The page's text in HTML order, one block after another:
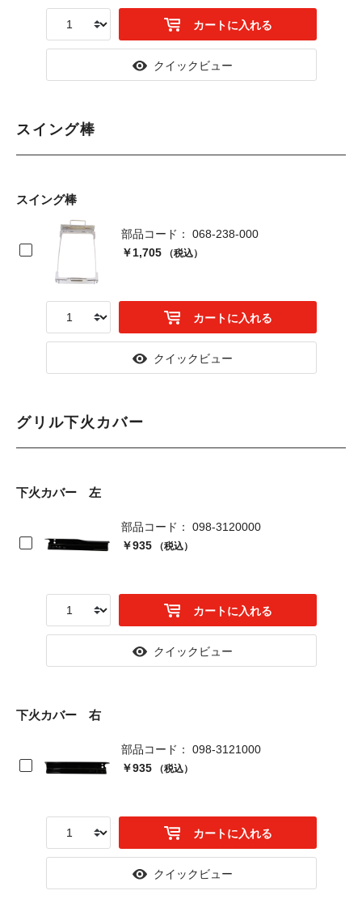
カートに入れる
クイックビュー
スイング棒
スイング棒
部品コード： 068-238-000
￥1,705 （税込）
カートに入れる
クイックビュー
グリル下火カバー
下火カバー 左
部品コード： 098-3120000
￥935 （税込）
カートに入れる
クイックビュー
下火カバー 右
部品コード： 098-3121000
￥935 （税込）
カートに入れる
クイックビュー